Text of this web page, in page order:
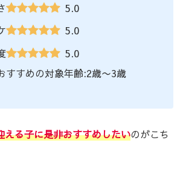
5.0
5.0
5.0
すすめの対象年齢:2歳〜3歳
える子に是非おすすめしたいのがこち